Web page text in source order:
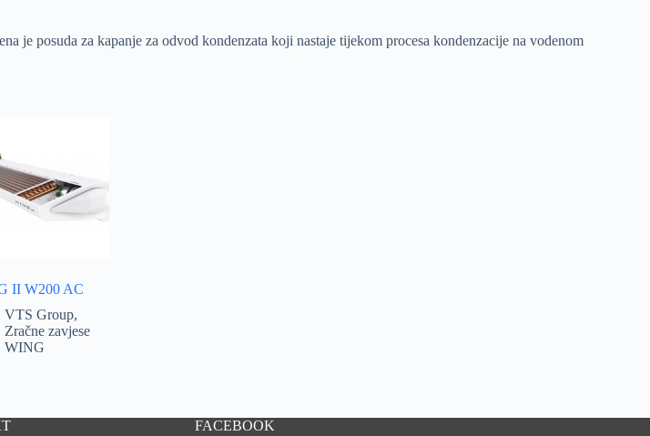
posuda za kapanje za odvod kondenzata koji nastaje tijekom procesa kondenzacije na vodenom
II W200 AC
VTS Group,
Zračne zavjese
WING
FACEBOOK